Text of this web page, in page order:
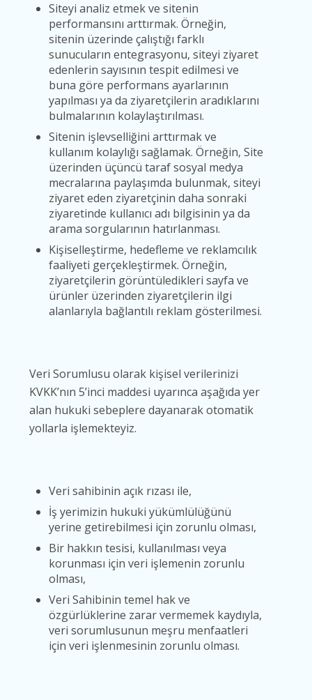
Siteyi analiz etmek ve sitenin
performansını arttırmak. Örneğin,
sitenin üzerinde çalıştığı farklı
sunucuların entegrasyonu, siteyi ziyaret
edenlerin sayısının tespit edilmesi ve
buna göre performans ayarlarının
yapılması ya da ziyaretçilerin aradıklarını
bulmalarının kolaylaştırılması.
Sitenin işlevselliğini arttırmak ve
kullanım kolaylığı sağlamak. Örneğin, Site
üzerinden üçüncü taraf sosyal medya
mecralarına paylaşımda bulunmak, siteyi
ziyaret eden ziyaretçinin daha sonraki
ziyaretinde kullanıcı adı bilgisinin ya da
arama sorgularının hatırlanması.
Kişiselleştirme, hedefleme ve reklamcılık
faaliyeti gerçekleştirmek. Örneğin,
ziyaretçilerin görüntüledikleri sayfa ve
ürünler üzerinden ziyaretçilerin ilgi
alanlarıyla bağlantılı reklam gösterilmesi.
Veri Sorumlusu olarak kişisel verilerinizi
KVKK’nın 5’inci maddesi uyarınca aşağıda yer
alan hukuki sebeplere dayanarak otomatik
yollarla işlemekteyiz.
Veri sahibinin açık rızası ile,
İş yerimizin hukuki yükümlülüğünü
yerine getirebilmesi için zorunlu olması,
Bir hakkın tesisi, kullanılması veya
korunması için veri işlemenin zorunlu
olması,
Veri Sahibinin temel hak ve
özgürlüklerine zarar vermemek kaydıyla,
veri sorumlusunun meşru menfaatleri
için veri işlenmesinin zorunlu olması.